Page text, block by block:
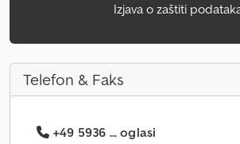
Izjava o zaštiti
Telefon & Faks
+49 5936 ... oglasi